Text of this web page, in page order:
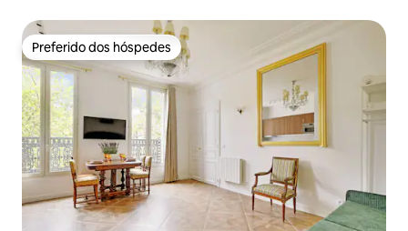
Preferido dos hóspedes
Preferido dos hóspedes